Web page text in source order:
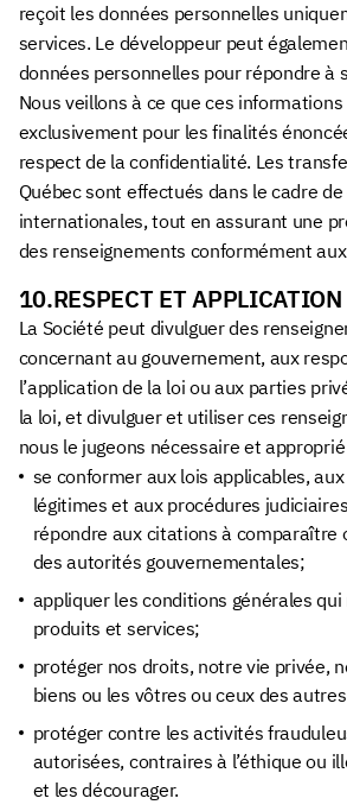
reçoit les données personnelles
services. Le développeur peut
données personnelles pour répondre à
Nous veillons à ce que ces
exclusivement pour les finalités
respect de la confidentialité. Les
Québec sont effectués dans le cadre
internationales, tout en assurant une
des renseignements conformément
10.RESPECT ET APPLICATION
La Société peut divulguer des
concernant au gouvernement, aux
l’application de la loi ou aux parties
la loi, et divulguer et utiliser ces
nous le jugeons nécessaire et
se conformer aux lois applicables,
légitimes et aux procédures
répondre aux citations à comparaître
des autorités gouvernementales;
appliquer les conditions générales qui
produits et services;
protéger nos droits, notre vie privée,
biens ou les vôtres ou ceux des
protéger contre les activités
autorisées, contraires à l’éthique ou
et les décourager.